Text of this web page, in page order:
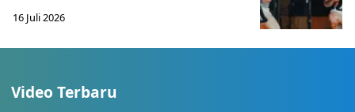
16 Juli 2026
Video Terbaru